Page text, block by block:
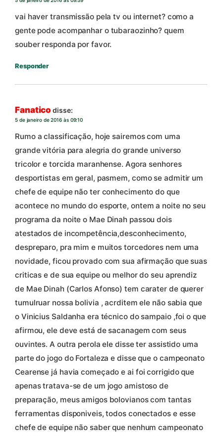
vai haver transmissão pela tv ou internet? como a
gente pode acompanhar o tubaraozinho? quem
souber responda por favor.
Responder
Fanatico disse:
5 de janeiro de 2016 às 09:10
Rumo a classificação, hoje sairemos com uma
grande vitória para alegria do grande universo
tricolor e torcida maranhense. Agora senhores
desportistas em geral, pasmem, como se admitir um
chefe de equipe não ter conhecimento do que
acontece no mundo do esporte, ontem a noite no seu
programa da noite o Mae Dinah passou dois
atestados de incompetência,desconhecimento,
despreparo, pra mim e muitos torcedores nem uma
novidade, ficou provado com sua afirmação que suas
criticas e de sua equipe ou melhor do seu aprendiz
de Mae Dinah (Carlos Afonso) tem carater de querer
tumulruar nossa bolivia , acrditem ele não sabia que
o Vinicius Saldanha era técnico do sampaio ,foi o que
afirmou, ele deve está de sacanagem com seus
ouvintes. A outra perola ele disse ter assistido uma
parte do jogo do Fortaleza e disse que o campeonato
Cearense já havia começado e ai foi corrigido que
apenas tratava-se de um jogo amistoso de
preparação, meus amigos bolovianos com tantas
ferramentas disponiveis, todos conectados e esse
chefe de equipe não saber que nenhum campeonato